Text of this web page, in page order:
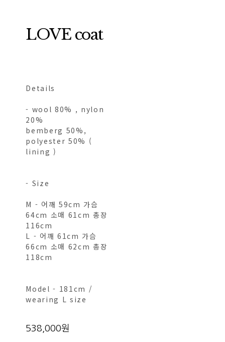
LOVE coat
Details
- wool 80% , nylon
20%
bemberg 50%,
polyester 50% (
lining )
- Size
M - 어깨 59cm 가슴
64cm 소매 61cm 총장
116cm
L - 어깨 61cm 가슴
66cm 소매 62cm 총장
118cm
Model - 181cm /
wearing L size
538,000원